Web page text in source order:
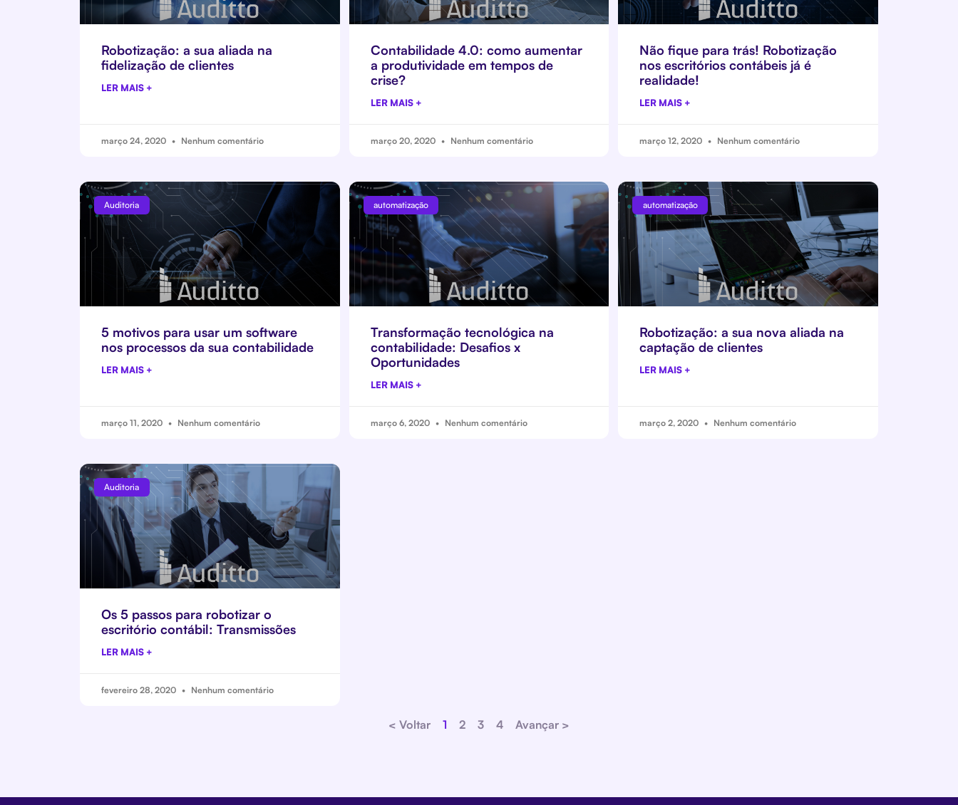
Robotização: a sua aliada na
fidelização de clientes
LER MAIS +
março 24, 2020 Nenhum comentário
Contabilidade 4.0: como aumentar
a produtividade em tempos de
crise?
LER MAIS +
março 20, 2020 Nenhum comentário
Não fique para trás! Robotização
nos escritórios contábeis já é
realidade!
LER MAIS +
março 12, 2020 Nenhum comentário
Auditoria
5 motivos para usar um software
nos processos da sua contabilidade
LER MAIS +
março 11, 2020 Nenhum comentário
automatização
Transformação tecnológica na
contabilidade: Desafios x
Oportunidades
LER MAIS +
março 6, 2020 Nenhum comentário
automatização
Robotização: a sua nova aliada na
captação de clientes
LER MAIS +
março 2, 2020 Nenhum comentário
Auditoria
Os 5 passos para robotizar o
escritório contábil: Transmissões
LER MAIS +
fevereiro 28, 2020 Nenhum comentário
< Voltar 1 2 3 4 Avançar >